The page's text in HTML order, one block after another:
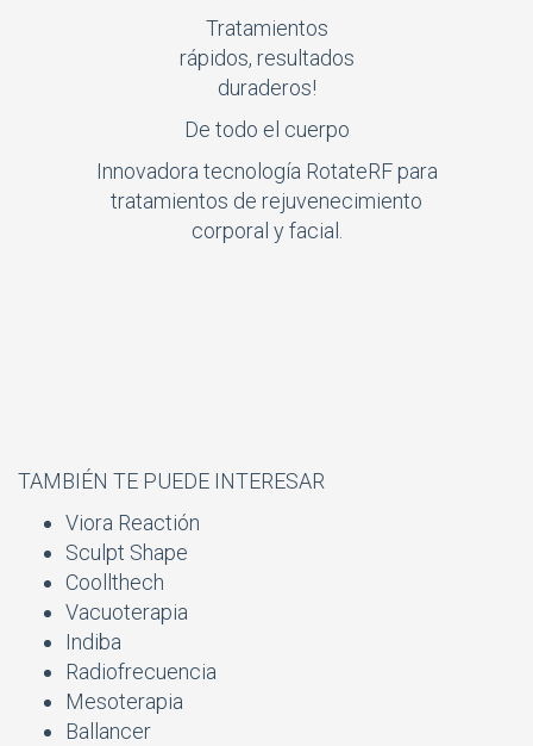
Tratamientos
rápidos, resultados
duraderos!
De todo el cuerpo
Innovadora tecnología RotateRF para
tratamientos de rejuvenecimiento
corporal y facial.
TAMBIÉN TE PUEDE INTERESAR
Viora Reactión
Sculpt Shape
Coollthech
Vacuoterapia
Indiba
Radiofrecuencia
Mesoterapia
Ballancer